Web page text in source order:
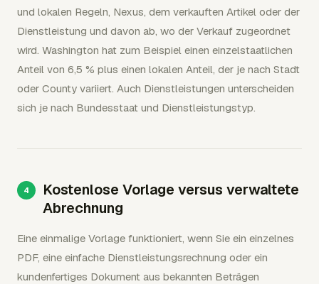
und lokalen Regeln, Nexus, dem verkauften Artikel oder der
Dienstleistung und davon ab, wo der Verkauf zugeordnet
wird. Washington hat zum Beispiel einen einzelstaatlichen
Anteil von 6,5 % plus einen lokalen Anteil, der je nach Stadt
oder County variiert. Auch Dienstleistungen unterscheiden
sich je nach Bundesstaat und Dienstleistungstyp.
Kostenlose Vorlage versus verwaltete
Abrechnung
Eine einmalige Vorlage funktioniert, wenn Sie ein einzelnes
PDF, eine einfache Dienstleistungsrechnung oder ein
kundenfertiges Dokument aus bekannten Beträgen